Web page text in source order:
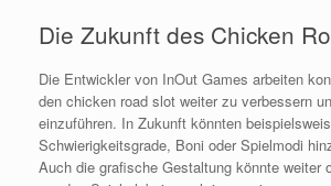
Die Zukunft des Chicken
Die Entwickler von InOut Games arbeiten
den chicken road slot weiter zu verbessern
einzuführen. In Zukunft könnten
Schwierigkeitsgrade, Boni oder Spielmodi
Auch die grafische Gestaltung könnte weiter